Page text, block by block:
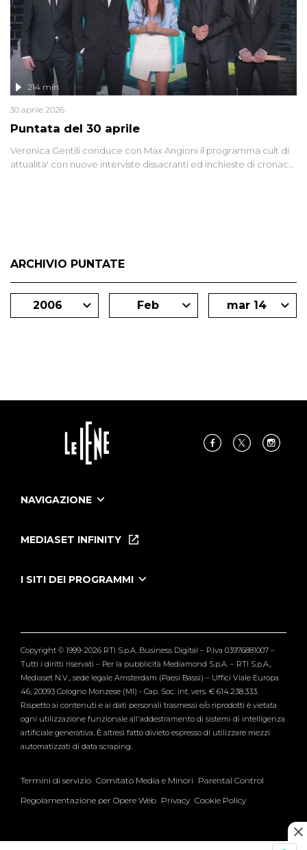
Puntata del 30 aprile
214 min
30 aprile 2026
Veronica Gentili conduce con Max Angioni il programma cult di
attualita' con nuove interviste dissacranti ed inchieste di cronaca
ARCHIVIO PUNTATE
2006 Feb mar 14
NAVIGAZIONE
Le Iene Presentano Inside
Tutti i servizi
MEDIASET INFINITY
I SITI DEI PROGRAMMI
Verissimo
Copyright © 1999-2026 RTI S.p.A. Business Digital – P.Iva 03976881007 –
Tutti i diritti riservati – Per la pubblicità Mediamond S.p.A. – RTI S.p.A.,
Mediaset N.V., sede legale Amsterdam (Paesi Bassi) – Uffici Viale Europa
46, 20093 Cologno Monzese (MI) - Cap. Soc. int. vers. € 614.238.333.
Rispetto ai contenuti e ai dati personali trasmessi e/o riprodotti è vietata
ogni utilizzazione funzionale all'addestramento di sistemi di intelligenza
artificiale generativa. È altresì fatto divieto espresso di utilizzare mezzi
automatizzati di data scraping.
Termini di servizio Comitato Media e Minori Parental Control
Regolamentazione per Opere Web Privacy Cookie Policy